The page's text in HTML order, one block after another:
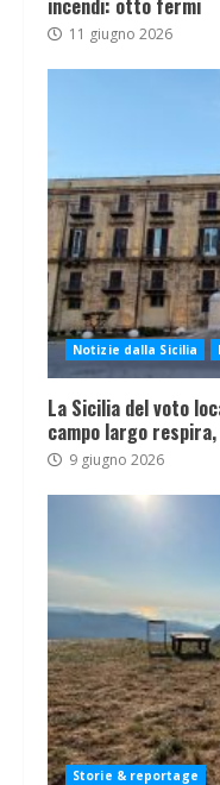
incendi: otto fermi
11 giugno 2026
Notizie dalla Sicilia
La Sicilia del voto
campo largo
9 giugno 2026
Storie & reportage